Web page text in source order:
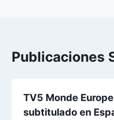
Publicaciones
TV5 Monde
subtitulado en